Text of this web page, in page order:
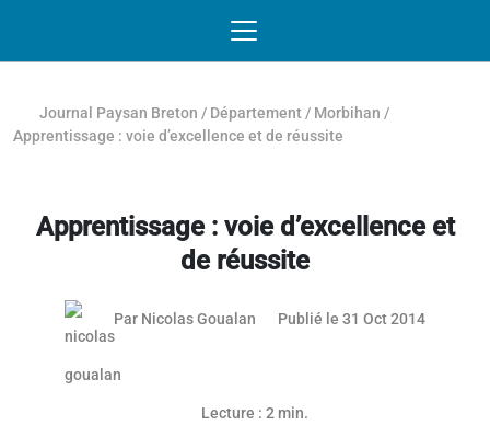
Journal Paysan Breton / Département / Morbihan /
Apprentissage : voie d’excellence et de réussite
Apprentissage : voie d’excellence et
de réussite
Par Nicolas Goualan Publié le 31 Oct 201403 mai
Lecture : 2 min.